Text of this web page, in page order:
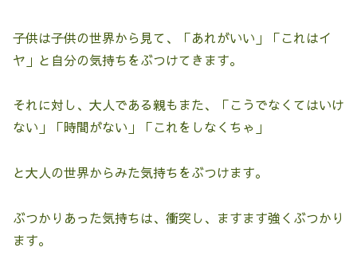
子供は子供の世界から見て、「あれがいい」「これはイ
ヤ」と自分の気持ちをぶつけてきます。
それに対し、大人である親もまた、「こうでなくてはいけ
ない」「時間がない」「これをしなくちゃ」
と大人の世界からみた気持ちをぶつけます。
ぶつかりあった気持ちは、衝突し、ますます強くぶつかり
ます。